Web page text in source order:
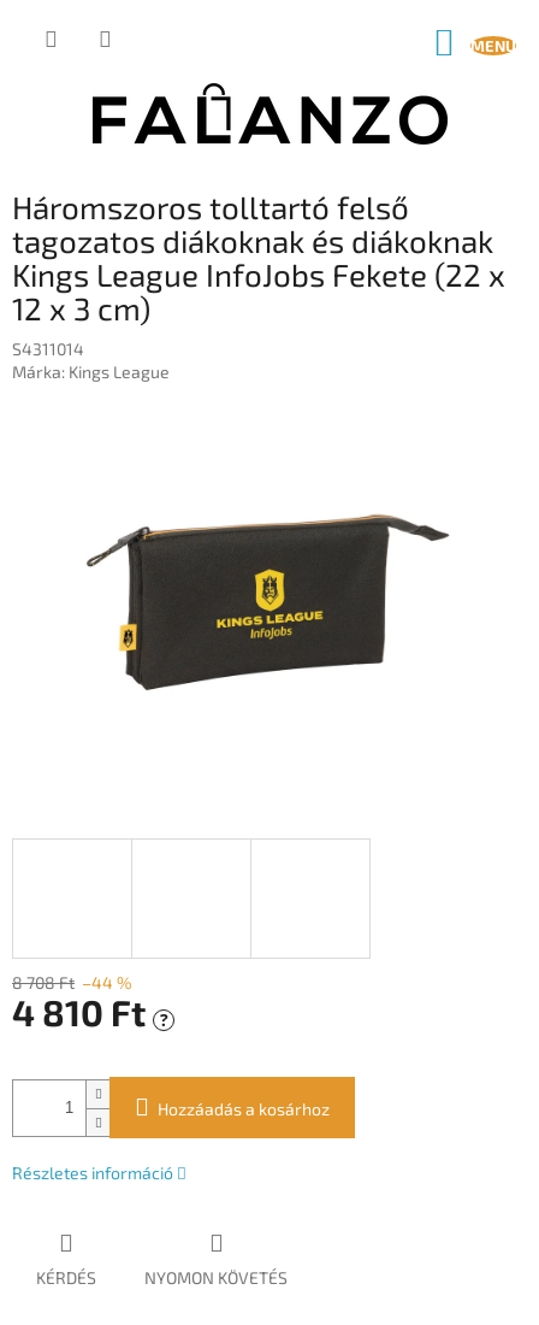
KOSÁR
Háromszoros tolltartó felső
tagozatos diákoknak és diákoknak
Kings League InfoJobs Fekete (22 x
12 x 3 cm)
S4311014
Márka: Kings League
8 708 Ft –44 %
4 810 Ft ?
Hozzáadás a kosárhoz
Részletes információ
KÉRDÉS NYOMON KÖVETÉS